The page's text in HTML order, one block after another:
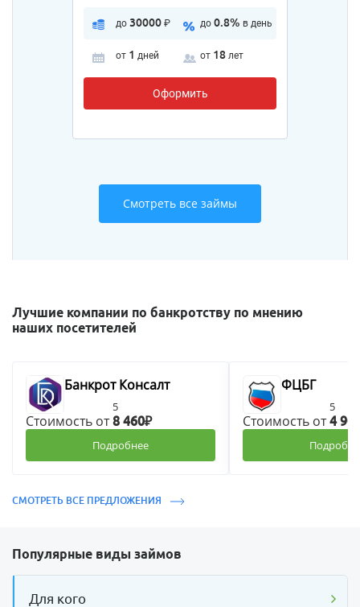
до 30000 ₽ до 0.8% в день
от 1 дней от 18 лет
Оформить
Смотреть все займы
Лучшие компании по банкротству по мнению
наших посетителей
Банкрот Консалт
5
Стоимость от8 460₽
Подробнее
ФЦБГ
5
Стоимость от4
СМОТРЕТЬ ВСЕ ПРЕДЛОЖЕНИЯ
Популярные виды займов
Для кого